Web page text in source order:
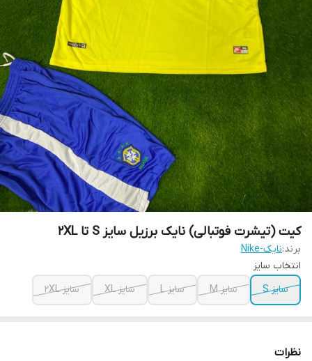
کیت (تیشرت فوتبالی) نایک برزیل سایز S تا 2XL
برند:نایک-Nike
انتخاب سایز
سایز S
سایز M سایز L سایز XL سایز 2XL
نظرات